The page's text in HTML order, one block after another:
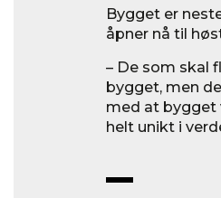
Bygget er
åpner nå til
– De som skal
bygget, men
med at bygget
helt unikt i